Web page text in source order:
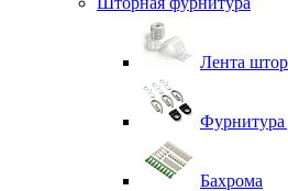
Лента
Фурнитура
Бахрома